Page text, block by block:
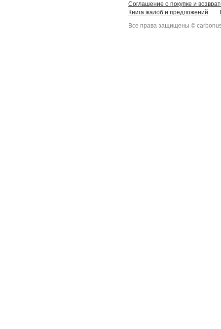
Соглашение о покупке и
Книга жалоб и предложений
Все права защищены ©